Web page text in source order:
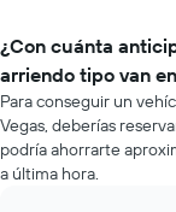
¿Con cuánta
arriendo tipo van
Para conseguir un
Vegas, deberías
podría ahorrarte
a última hora.